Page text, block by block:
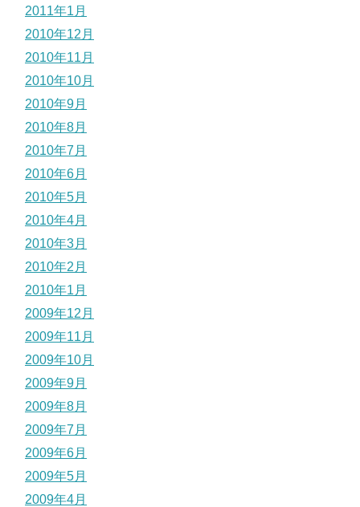
2011年1月
2010年12月
2010年11月
2010年10月
2010年9月
2010年8月
2010年7月
2010年6月
2010年5月
2010年4月
2010年3月
2010年2月
2010年1月
2009年12月
2009年11月
2009年10月
2009年9月
2009年8月
2009年7月
2009年6月
2009年5月
2009年4月